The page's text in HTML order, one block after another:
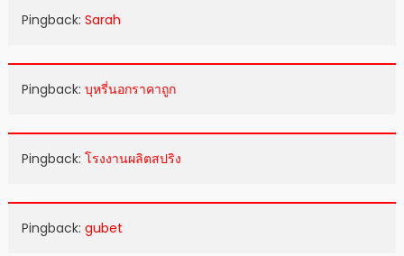
Pingback: Sarah
Pingback: บุหรี่นอกราคาถูก
Pingback: โรงงานผลิตสปริง
Pingback: gubet